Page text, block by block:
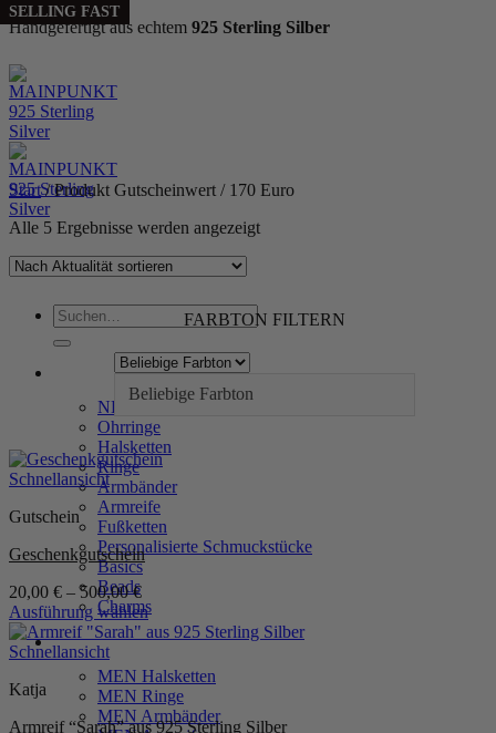
Handgefertigt aus echtem 925 Sterling Silber
Zum
Inhalt
springen
Suchen
nach:
WOMEN
NEW IN
Ohrringe
Halsketten
Ringe
Armbänder
Armreife
Fußketten
Personalisierte Schmuckstücke
Basics
Beads
Charms
MEN
MEN Halsketten
MEN Ringe
MEN Armbänder
Start /Produkt Gutscheinwert /170 Euro
Alle 5 Ergebnisse werden angezeigtNach
FARBTON FILTERN
Beliebige Farbton
SELLING FAST
Schnellansicht
Gutschein
Geschenkgutschein
20,00 € –500,00€
Ausführung wählen
Dieses
Produkt
mehrere
Schnellansicht
Katja
Armreif “Sarah” aus 925 Sterling Silber